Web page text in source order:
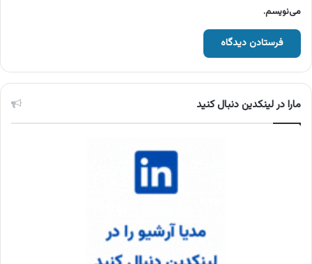
می‌نویسم.
مارا در لینکدین دنبال کنید